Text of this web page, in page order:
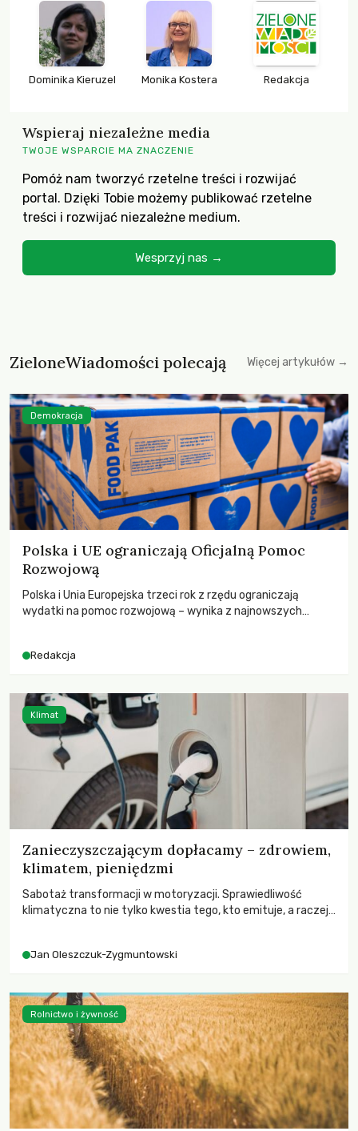
Dominika Kieruzel Monika Kostera Redakcja
Wspieraj niezależne media
TWOJE WSPARCIE MA ZNACZENIE
Pomóż nam tworzyć rzetelne treści i rozwijać
portal. Dzięki Tobie możemy publikować rzetelne
treści i rozwijać niezależne medium.
Wesprzyj nas →
ZieloneWiadomości polecają Więcej artykułów →
Polska i UE ograniczają Oficjalną Pomoc
Rozwojową
Polska i Unia Europejska trzeci rok z rzędu ograniczają
wydatki na pomoc rozwojową – wynika z najnowszych
odnotowano największe tąpnięcie ODA w historii. Jakie będą
kryzysami i ubóstwem?
Redakcja
Demokracja
Zanieczyszczającym dopłacamy – zdrowiem,
klimatem, pieniędzmi
Sabotaż transformacji w motoryzacji. Sprawiedliwość
klimatyczna to nie tylko kwestia tego, kto emituje, a raczej
Jan Oleszczuk-Zygmuntowski
Klimat
Rolnictwo i żywność